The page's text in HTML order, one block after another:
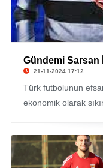
Gündemi Sarsan
21-11-2024 17:12
Türk futbolunun
ekonomik olarak